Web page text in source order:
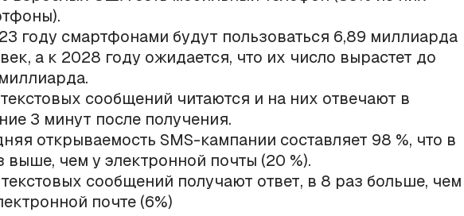
году смартфонами будут пользоваться 6,89 миллиарда
а к 2028 году ожидается, что их число вырастет до
сообщений читаются и на них отвечают в
3 минут после получения.
открываемость SMS-кампании составляет 98 %, что в
выше, чем у электронной почты (20 %).
сообщений получают ответ, в 8 раз больше, чем
почте (6%)